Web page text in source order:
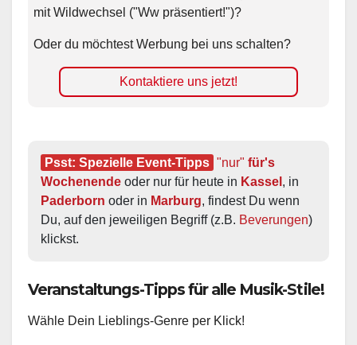
mit Wildwechsel ("Ww präsentiert!")?
Oder du möchtest Werbung bei uns schalten?
Kontaktiere uns jetzt!
Psst: Spezielle Event-Tipps "nur" für's
Wochenende oder nur für heute in Kassel
Paderborn oder in Marburg , findest Du wenn
Du, auf den jeweiligen Begriff (z.B. Beverungen)
klickst.
Veranstaltungs-Tipps für alle Musik-Stile!
Wähle Dein Lieblings-Genre per Klick!